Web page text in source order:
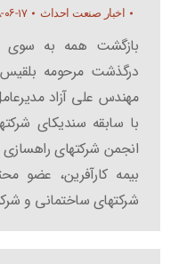
اخبار صنعت احداث
بازگشت همه به سوی
درگذشت مرحومه
مهندس علی آزاد
با سابقه سندیکای
انجمن شرکتهای
بیمه کارآفرین، عضو
شرکتهای ساختمانی و